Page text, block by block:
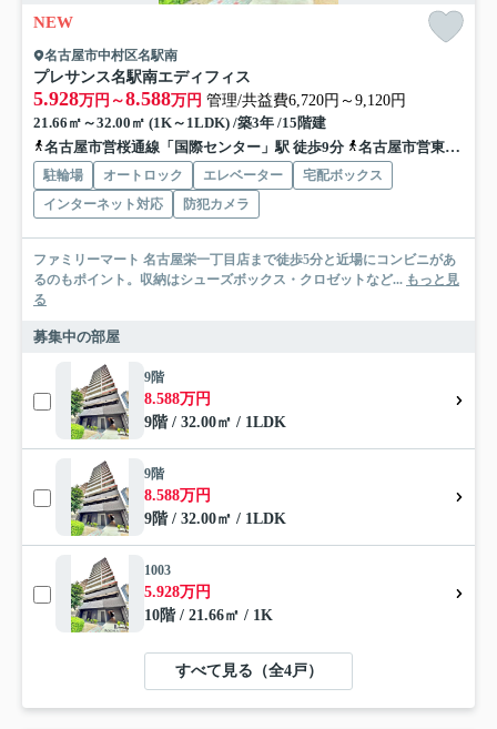
NEW
名古屋市中村区名駅南
プレサンス名駅南エディフィス
5.928万円～8.588万円 管理/共益費6,720円～9,120円
21.66㎡～32.00㎡ (1K～1LDK) /築3年 /15階建
名古屋市営桜通線「国際センター」駅 徒歩9分
名古屋市営東山線「伏見」駅 徒歩10分
駐輪場 オートロック エレベーター
宅配ボックス
インターネット対応
防犯カメラ
ファミリーマート 名古屋栄一丁目店まで徒歩5分と近場にコンビニがあ
るのもポイント。収納はシューズボックス・クロゼットなど... もっと見
る
募集中の部屋
9階
8.588万円
9階 / 32.00㎡ / 1LDK
9階
8.588万円
9階 / 32.00㎡ / 1LDK
1003
5.928万円
10階 / 21.66㎡ / 1K
すべて見る（全4戸）